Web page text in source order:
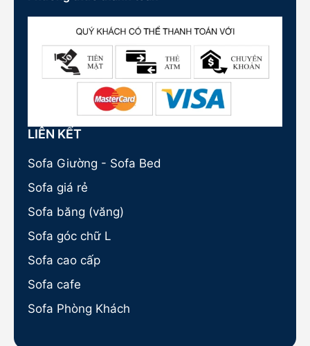
LIÊN KẾT
Sofa Giường - Sofa Bed
Sofa giá rẻ
Sofa băng (văng)
Sofa góc chữ L
Sofa cao cấp
Sofa cafe
Sofa Phòng Khách